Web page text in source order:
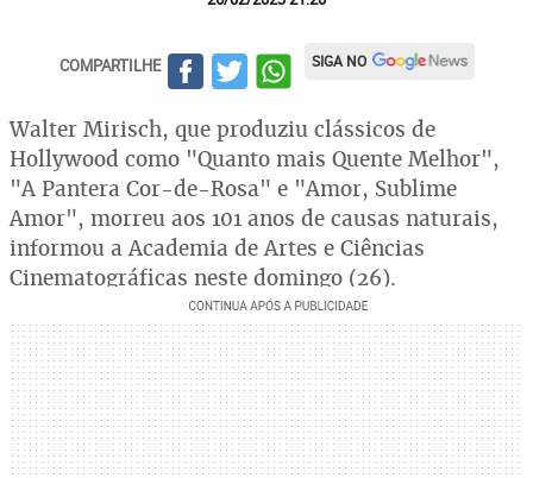
COMPARTILHE SIGA NO
Walter Mirisch, que produziu clássicos de
Hollywood como "Quanto mais Quente Melhor",
"A Pantera Cor-de-Rosa" e "Amor, Sublime
Amor", morreu aos 101 anos de causas naturais,
informou a Academia de Artes e Ciências
Cinematográficas neste domingo (26).